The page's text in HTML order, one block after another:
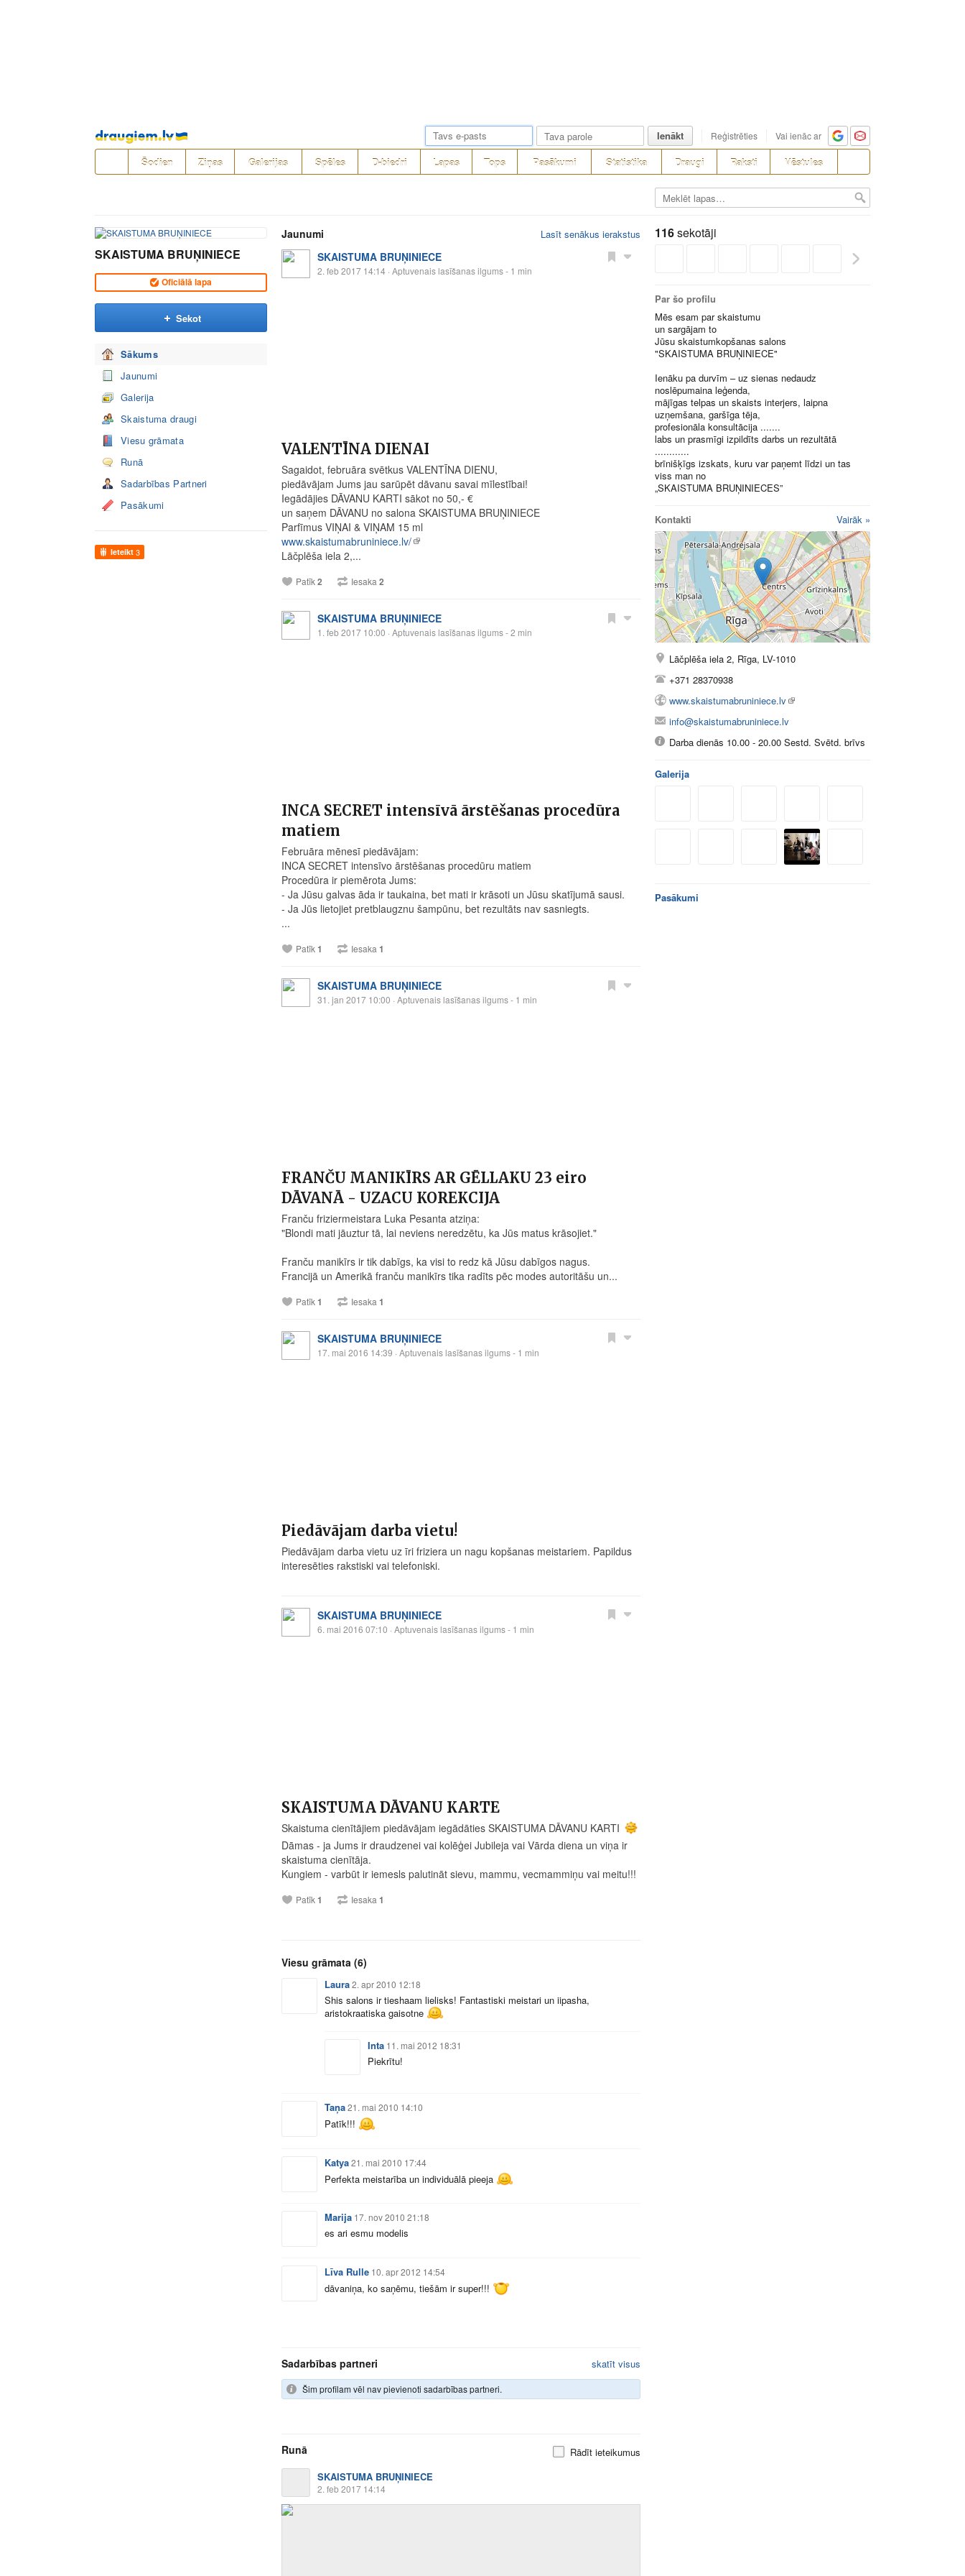
Pāriet
uz
saturu
Ienākt Reģistrēties Vai ienāc ar
Šodien Ziņas Galerijas Spēles D-biedri Lapas Tops Pasākumi Statistika Draugi Raksti Vēstules
SKAISTUMA BRUŅINIECE
Oficiālā lapa
Sekot
Sākums
Jaunumi
Galerija
Skaistuma draugi
Viesu grāmata
Runā
Sadarbības Partneri
Pasākumi
Ieteikt 3
Jaunumi Lasīt senākus ierakstus
SKAISTUMA BRUŅINIECE
2. feb 2017 14:14 · Aptuvenais lasīšanas ilgums - 1 min
VALENTĪNA DIENAI
Sagaidot, februāra svētkus VALENTĪNA DIENU,
piedāvājam Jums jau sarūpēt dāvanu savai mīlestībai!
Iegādājies DĀVANU KARTI sākot no 50,- €
un saņem DĀVANU no salona SKAISTUMA BRUŅINIECE
Parfīmus VIŅAI & VIŅAM 15 ml
www.skaistumabruniniece.lv/
Lāčplēša iela 2,...
Patīk2 Iesaka 2
SKAISTUMA BRUŅINIECE
1. feb 2017 10:00 · Aptuvenais lasīšanas ilgums - 2 min
INCA SECRET intensīvā ārstēšanas procedūra
matiem
Februāra mēnesī piedāvājam:
INCA SECRET intensīvo ārstēšanas procedūru matiem
Procedūra ir piemērota Jums:
- Ja Jūsu galvas āda ir taukaina, bet mati ir krāsoti un Jūsu skatījumā sausi.
- Ja Jūs lietojiet pretblaugznu šampūnu, bet rezultāts nav sasniegts.
...
Patīk1 Iesaka 1
SKAISTUMA BRUŅINIECE
31. jan 2017 10:00 · Aptuvenais lasīšanas ilgums - 1 min
FRANČU MANIKĪRS AR GĒLLAKU 23 eiro
DĀVANĀ - UZACU KOREKCIJA
Franču friziermeistara Luka Pesanta atziņa:
"Blondi mati jāuztur tā, lai neviens neredzētu, ka Jūs matus krāsojiet."
Franču manikīrs ir tik dabīgs, ka visi to redz kā Jūsu dabīgos nagus.
Francijā un Amerikā franču manikīrs tika radīts pēc modes autoritāšu un...
Patīk1 Iesaka 1
SKAISTUMA BRUŅINIECE
17. mai 2016 14:39 · Aptuvenais lasīšanas ilgums - 1 min
Piedāvājam darba vietu!
Piedāvājam darba vietu uz īri friziera un nagu kopšanas meistariem. Papildus
interesēties rakstiski vai telefoniski.
SKAISTUMA BRUŅINIECE
6. mai 2016 07:10 · Aptuvenais lasīšanas ilgums - 1 min
SKAISTUMA DĀVANU KARTE
Skaistuma cienītājiem piedāvājam iegādāties SKAISTUMA DĀVANU KARTI
Dāmas - ja Jums ir draudzenei vai kolēģei Jubileja vai Vārda diena un viņa ir
skaistuma cienītāja.
Kungiem - varbūt ir iemesls palutināt sievu, mammu, vecmammiņu vai meitu!!!
Patīk1 Iesaka 1
Viesu grāmata (6)
Laura2. apr 2010 12:18
Shis salons ir tieshaam lielisks! Fantastiski meistari un iipasha,
aristokraatiska gaisotne
Inta 11. mai 2012 18:31
Piekrītu!
Taņa21. mai 2010 14:10
Patīk!!!
Katya21. mai 2010 17:44
Perfekta meistarība un individuālā pieeja
Marija 17. nov 2010 21:18
es ari esmu modelis
Līva Rulle 10. apr 2012 14:54
dāvaniņa, ko saņēmu, tiešām ir super!!!
Sadarbības partneri skatīt visus
Šim profilam vēl nav pievienoti sadarbības partneri.
Runā
Rādīt ieteikumus
SKAISTUMA BRUŅINIECE
2. feb 2017 14:14
116sekotāji
Par šo profilu
Mēs esam par skaistumu
un sargājam to
Jūsu skaistumkopšanas salons
"SKAISTUMA BRUŅINIECE"
Ienāku pa durvīm – uz sienas nedaudz
noslēpumaina leģenda,
mājīgas telpas un skaists interjers, laipna
uzņemšana, garšīga tēja,
profesionāla konsultācija .......
labs un prasmīgi izpildīts darbs un rezultātā
............
brīnišķīgs izskats, kuru var paņemt līdzi un tas
viss man no
„SKAISTUMA BRUŅINIECES”
Kontakti Vairāk »
Lāčplēša iela 2, Rīga, LV-1010
+371 28370938
www.skaistumabruniniece.lv
info@skaistumabruniniece.lv
Darba dienās 10.00 - 20.00 Sestd. Svētd. brīvs
Galerija
Pasākumi